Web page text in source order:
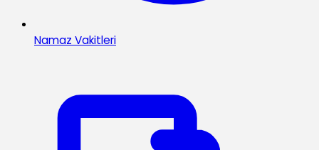
Namaz Vakitleri